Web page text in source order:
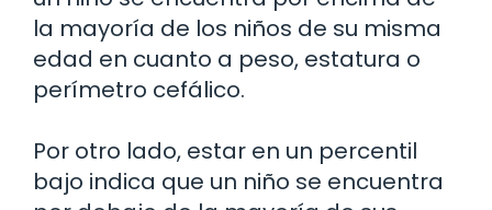
la mayoría de los niños de su misma
edad en cuanto a peso, estatura o
perímetro cefálico.
Por otro lado, estar en un percentil
bajo indica que un niño se encuentra